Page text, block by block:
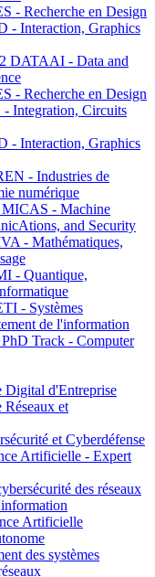
- Recherche en Design
- Interaction, Graphics
DATAAI - Data and
- Recherche en Design
Integration, Circuits
- Interaction, Graphics
- Industries de
numérique
- Machine
and Security
- Mathématiques,
- Quantique,
- Systèmes
de l'information
Track - Computer
d'Entreprise
et
et Cyberdéfense
Artificielle - Expert
des réseaux
Artificielle
des systèmes